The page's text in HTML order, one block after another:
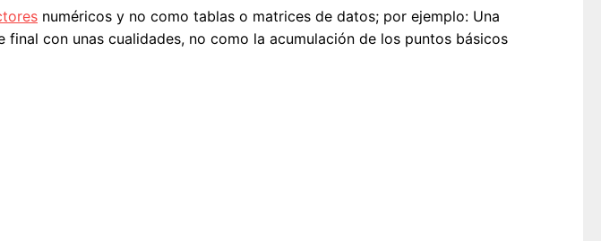
numéricos y no como tablas o matrices de datos; por ejemplo: Una
con unas cualidades, no como la acumulación de los puntos básicos